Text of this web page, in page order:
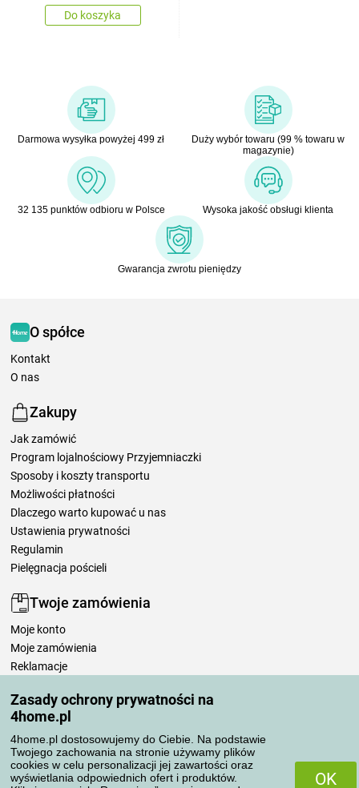
Zasady ochrony prywatności na
4home.pl
4home.pl dostosowujemy do Ciebie. Na podstawie
Twojego zachowania na stronie używamy plików
cookies w celu personalizacji jej zawartości oraz
wyświetlania odpowiednich ofert i produktów.
OK
Do koszyka
Darmowa wysyłka powyżej 499 zł
Duży wybór towaru (99 % towaru w
magazynie)
32 135 punktów odbioru w Polsce Wysoka jakość obsługi klienta
Gwarancja zwrotu pieniędzy
O spółce
Kontakt
O nas
Zakupy
Jak zamówić
Program lojalnościowy Przyjemniaczki
Sposoby i koszty transportu
Możliwości płatności
Dlaczego warto kupować u nas
Ustawienia prywatności
Regulamin
Pielęgnacja pościeli
Twoje zamówienia
Moje konto
Moje zamówienia
Reklamacje
Zasady przetwarzania recenzji
Sposoby transportu